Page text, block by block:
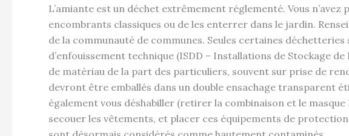
L’amiante est un déchet extrêmement réglementé. Vous n’avez
encombrants classiques ou de les enterrer dans le jardin.
de la communauté de communes. Seules certaines déchetteries
d’enfouissement technique (ISDD – Installations de Stockage
de matériau de la part des particuliers, souvent sur prise de
devront être emballés dans un double ensachage transparent
également vous déshabiller (retirer la combinaison et le masque
secouer les vêtements, et placer ces équipements de